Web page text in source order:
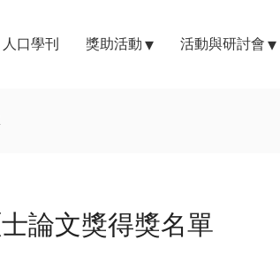
人口學刊 獎助活動 活動與研討會
論文獎得獎名單